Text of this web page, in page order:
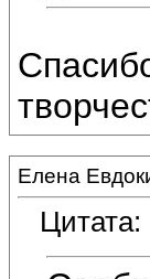
Елена
Цитата: